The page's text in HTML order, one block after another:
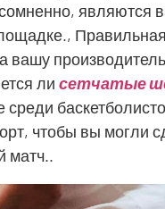
вашу
ли сетчатые
среди
чтобы вы могли
матч..